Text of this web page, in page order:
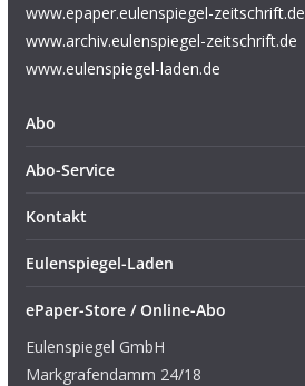
www.epaper.eulenspiegel-zeitschrift.de
www.archiv.eulenspiegel-zeitschrift.de
www.eulenspiegel-laden.de
Abo
Abo-Service
Kontakt
Eulenspiegel-Laden
ePaper-Store / Online-Abo
Eulenspiegel GmbH
Markgrafendamm 24/18